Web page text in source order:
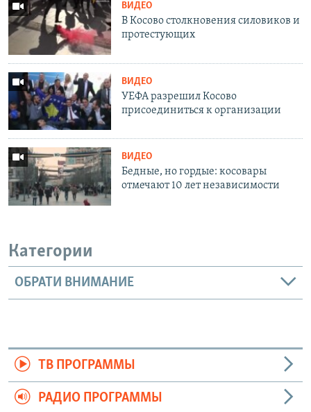
ВИДЕО
В Косово столкновения силовиков и
протестующих
ВИДЕО
УЕФА разрешил Косово
присоединиться к организации
ВИДЕО
Бедные, но гордые: косовары
отмечают 10 лет независимости
Категории
ОБРАТИ ВНИМАНИЕ
ТВ ПРОГРАММЫ
РАДИО ПРОГРАММЫ